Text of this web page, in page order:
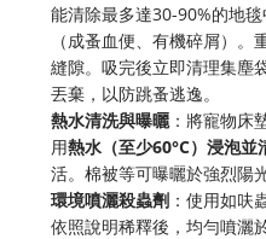
能清除最多達30-90%的地
（成蚤血便、有機碎屑）
縫隙。吸完後立即清理集塵
丟棄，以防跳蚤逃逸。
熱水清洗與曝曬：將寵物床
用熱水（至少60°C）浸泡並
活。棉被等可曝曬於強烈陽光
環境噴灑殺蟲劑 ：使用如呋
依照說明稀釋後，均勻噴灑